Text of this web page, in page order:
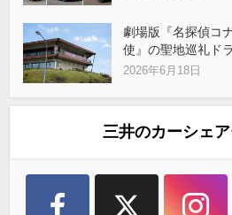
劇場版『名探偵コ
使』の聖地巡礼ド
2026年6月18日
三井のカーシェ